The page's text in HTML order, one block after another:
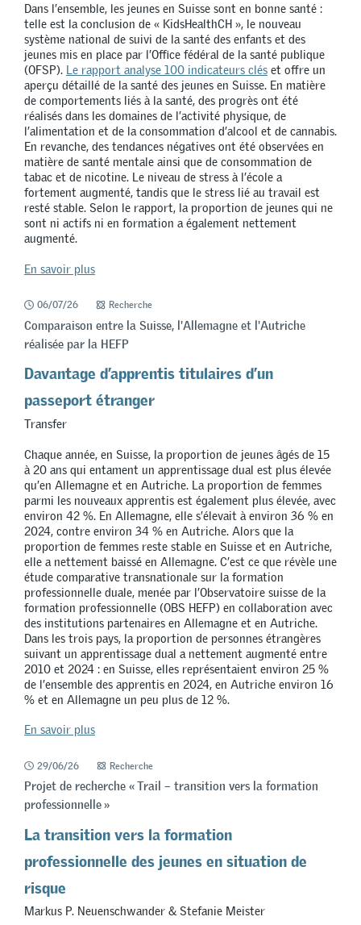
Dans l’ensemble, les jeunes en Suisse sont en bonne santé :
telle est la conclusion de « KidsHealthCH », le nouveau
système national de suivi de la santé des enfants et des
jeunes mis en place par l’Office fédéral de la santé publique
(OFSP). Le rapport analyse 100 indicateurs clés et offre un
aperçu détaillé de la santé des jeunes en Suisse. En matière
de comportements liés à la santé, des progrès ont été
réalisés dans les domaines de l’activité physique, de
l’alimentation et de la consommation d’alcool et de cannabis.
En revanche, des tendances négatives ont été observées en
matière de santé mentale ainsi que de consommation de
tabac et de nicotine. Le niveau de stress à l’école a
fortement augmenté, tandis que le stress lié au travail est
resté stable. Selon le rapport, la proportion de jeunes qui ne
sont ni actifs ni en formation a également nettement
augmenté.
En savoir plus
06/07/26 Recherche
Comparaison entre la Suisse, l'Allemagne et l'Autriche
réalisée par la HEFP
Davantage d’apprentis titulaires d’un
passeport étranger
Transfer
Chaque année, en Suisse, la proportion de jeunes âgés de 15
à 20 ans qui entament un apprentissage dual est plus élevée
qu’en Allemagne et en Autriche. La proportion de femmes
parmi les nouveaux apprentis est également plus élevée, avec
environ 42 %. En Allemagne, elle s’élevait à environ 36 % en
2024, contre environ 34 % en Autriche. Alors que la
proportion de femmes reste stable en Suisse et en Autriche,
elle a nettement baissé en Allemagne. C’est ce que révèle une
étude comparative transnationale sur la formation
professionnelle duale, menée par l’Observatoire suisse de la
formation professionnelle (OBS HEFP) en collaboration avec
des institutions partenaires en Allemagne et en Autriche.
Dans les trois pays, la proportion de personnes étrangères
suivant un apprentissage dual a nettement augmenté entre
2010 et 2024 : en Suisse, elles représentaient environ 25 %
de l’ensemble des apprentis en 2024, en Autriche environ 16
% et en Allemagne un peu plus de 12 %.
En savoir plus
29/06/26 Recherche
Projet de recherche « Trail – transition vers la formation
professionnelle »
La transition vers la formation
professionnelle des jeunes en situation de
risque
Markus P. Neuenschwander & Stefanie Meister